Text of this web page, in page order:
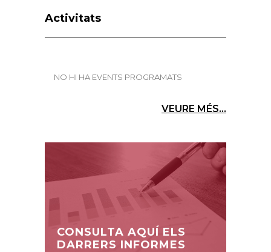
Activitats
NO HI HA EVENTS PROGRAMATS
VEURE MÉS...
CONSULTA AQUÍ ELS
DARRERS INFORMES